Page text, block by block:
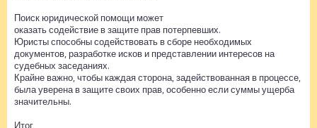
Поиск юридической помощи может
оказать содействие в защите прав потерпевших.
Юристы способны содействовать в сборе необходимых
документов, разработке исков и представлении интересов на
судебных заседаниях.
Крайне важно, чтобы каждая сторона, задействованная в процессе,
была уверена в защите своих прав, особенно если суммы ущерба
значительны.
Итог